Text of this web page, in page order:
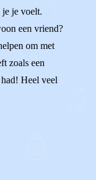
je je voelt.
een vriend?
om met
zoals een
Heel veel